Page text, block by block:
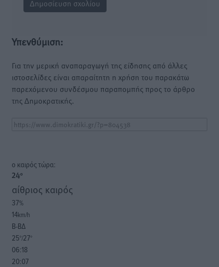
Υπενθύμιση:
Για την μερική αναπαραγωγή της είδησης από άλλες
ιστοσελίδες είναι απαραίτητη η χρήση του παρακάτω
παρεχόμενου συνδέσμου παραπομπής προς το άρθρο
της Δημοκρατικής.
o καιρός τώρα:
24°
αίθριος καιρός
37%
14km/h
Β-ΒΔ
25°/27°
06:18
20:07